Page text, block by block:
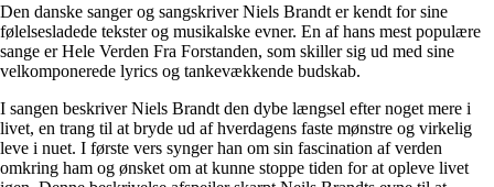
Den danske sanger og sangskriver Niels Brandt er kendt for sine
følelsesladede tekster og musikalske evner. En af hans mest populære
sange er Hele Verden Fra Forstanden, som skiller sig ud med sine
velkomponerede lyrics og tankevækkende budskab.
I sangen beskriver Niels Brandt den dybe længsel efter noget mere i
livet, en trang til at bryde ud af hverdagens faste mønstre og virkelig
leve i nuet. I første vers synger han om sin fascination af verden
omkring ham og ønsket om at kunne stoppe tiden for at opleve livet